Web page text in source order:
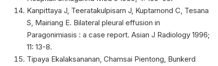
Kanpittaya J, Teeratakulpisarn J, Kuptarnond C, Tesana
S, Mairiang E. Bilateral pleural effusion in
Paragonimiasis : a case report. Asian J Radiology 1996;
11: 13-8.
Tipaya Ekalaksananan, Chamsai Pientong, Bunkerd